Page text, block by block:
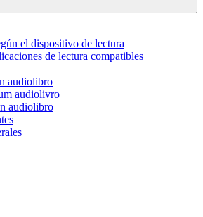
el dispositivo de lectura
de lectura compatibles
audiolibro
audiolivro
audiolibro